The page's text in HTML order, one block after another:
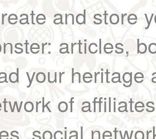
and store
articles,
your heritage
of
social